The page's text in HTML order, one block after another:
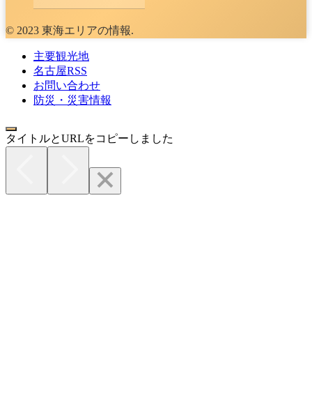
© 2023 東海エリアの情報.
主要観光地
名古屋RSS
お問い合わせ
防災・災害情報
タイトルとURLをコピーしました